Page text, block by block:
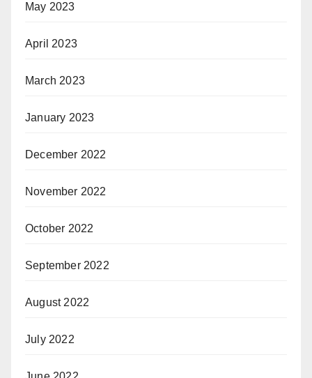
May 2023
April 2023
March 2023
January 2023
December 2022
November 2022
October 2022
September 2022
August 2022
July 2022